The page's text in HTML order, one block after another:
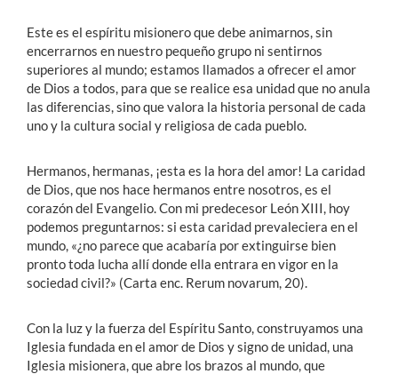
Este es el espíritu misionero que debe animarnos, sin
encerrarnos en nuestro pequeño grupo ni sentirnos
superiores al mundo; estamos llamados a ofrecer el amor
de Dios a todos, para que se realice esa unidad que no anula
las diferencias, sino que valora la historia personal de cada
uno y la cultura social y religiosa de cada pueblo.
Hermanos, hermanas, ¡esta es la hora del amor! La caridad
de Dios, que nos hace hermanos entre nosotros, es el
corazón del Evangelio. Con mi predecesor León XIII, hoy
podemos preguntarnos: si esta caridad prevaleciera en el
mundo, «¿no parece que acabaría por extinguirse bien
pronto toda lucha allí donde ella entrara en vigor en la
sociedad civil?» (Carta enc. Rerum novarum, 20).
Con la luz y la fuerza del Espíritu Santo, construyamos una
Iglesia fundada en el amor de Dios y signo de unidad, una
Iglesia misionera, que abre los brazos al mundo, que